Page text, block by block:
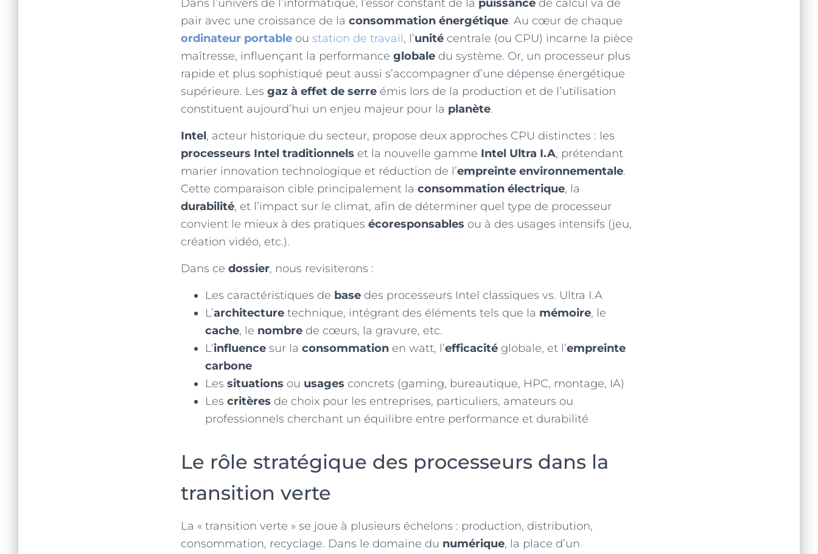
Dans l’univers de l’informatique, l’essor constant de la puissance de calcul va de
pair avec une croissance de la consommation énergétique. Au cœur de chaque
ordinateur portable ou station de travail, l’unité centrale (ou CPU) incarne la pièce
maîtresse, influençant la performance globale du système. Or, un processeur plus
rapide et plus sophistiqué peut aussi s’accompagner d’une dépense énergétique
supérieure. Les gaz à effet de serre émis lors de la production et de l’utilisation
constituent aujourd’hui un enjeu majeur pour la planète.
Intel, acteur historique du secteur, propose deux approches CPU distinctes : les
processeurs Intel traditionnels et la nouvelle gamme Intel Ultra I.A, prétendant
marier innovation technologique et réduction de l’empreinte environnementale.
Cette comparaison cible principalement la consommation électrique, la
durabilité, et l’impact sur le climat, afin de déterminer quel type de processeur
convient le mieux à des pratiques écoresponsables ou à des usages intensifs (jeu,
création vidéo, etc.).
Dans ce dossier, nous revisiterons :
Les caractéristiques de base des processeurs Intel classiques vs. Ultra I.A
L’architecture technique, intégrant des éléments tels que la mémoire, le
cache, le nombre de cœurs, la gravure, etc.
L’influence sur la consommation en watt, l’efficacité globale, et l’empreinte
carbone
Les situations ou usages concrets (gaming, bureautique, HPC, montage, IA)
Les critères de choix pour les entreprises, particuliers, amateurs ou
professionnels cherchant un équilibre entre performance et durabilité
Le rôle stratégique des processeurs dans la
transition verte
La « transition verte » se joue à plusieurs échelons : production, distribution,
consommation, recyclage. Dans le domaine du numérique, la place d’un